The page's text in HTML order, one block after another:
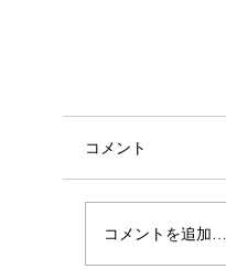
自己紹介
コメント
コメントを追加…